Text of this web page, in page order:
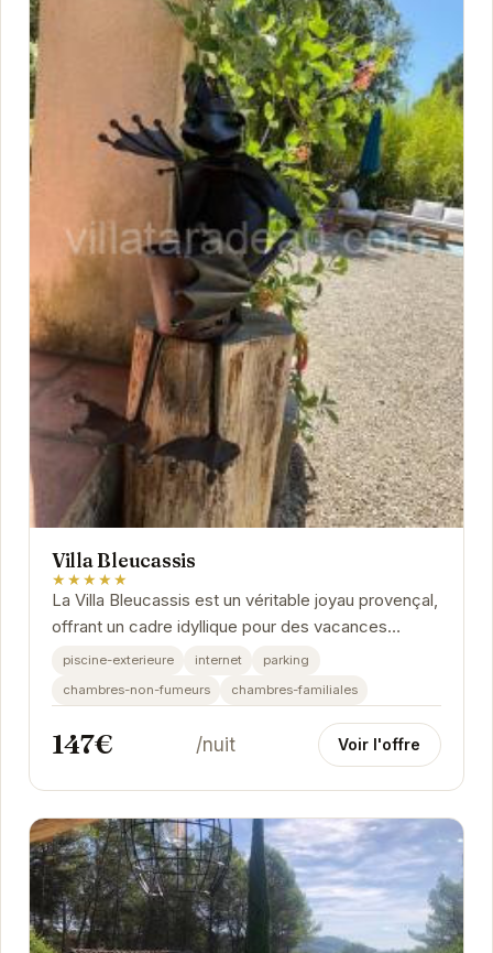
Villa Bleucassis
★★★★★
La Villa Bleucassis est un véritable joyau provençal,
offrant un cadre idyllique pour des vacances
relaxantes. Avec sa piscine extérieure...
piscine-exterieure internet
parking
chambres-non-fumeurs
chambres-familiales
147€ /nuit Voir l'offre